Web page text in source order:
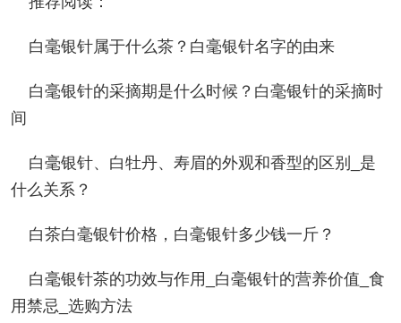
白毫银针属于什么茶？白毫银针名字的由来
白毫银针的采摘期是什么时候？白毫银针的采摘时
间
白毫银针、白牡丹、寿眉的外观和香型的区别_是
什么关系？
白茶白毫银针价格，白毫银针多少钱一斤？
白毫银针茶的功效与作用_白毫银针的营养价值_食
用禁忌_选购方法